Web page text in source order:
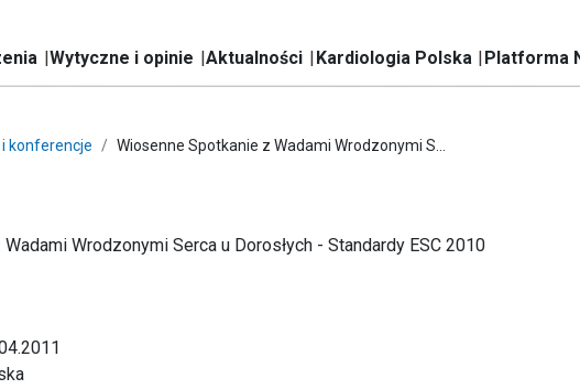
Wytyczne i opinie Aktualności Kardiologia Polska Platforma
i konferencje Wiosenne Spotkanie z Wadami Wrodzonymi S...
Wrodzonymi Serca u Dorosłych - Standardy ESC 2010